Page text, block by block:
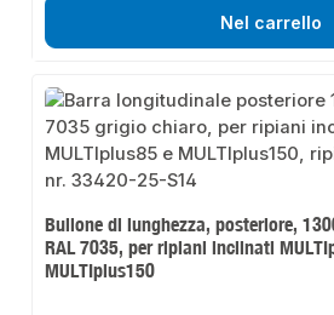
Nel carrello
Bullone di lunghezza, posteriore,
RAL 7035, per ripiani inclinati
MULTIplus150